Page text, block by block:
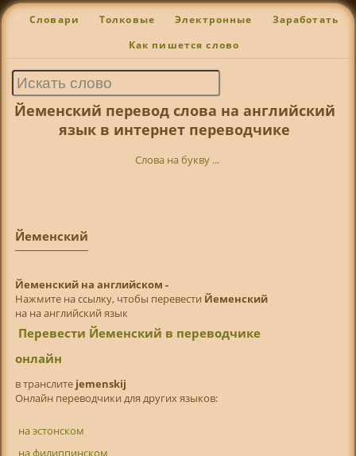
Словари Толковые Электронные Заработать
Как пишется слово
Йеменский перевод слова на английский
язык в интернет переводчике
Слова на букву ...
Йеменский
Йеменский на английском -
Нажмите на ссылку, чтобы перевести Йеменский
на на английский язык
Перевести Йеменский в переводчике
онлайн
в транслитe jemenskij
Онлайн переводчики для других языков:
на эстонском